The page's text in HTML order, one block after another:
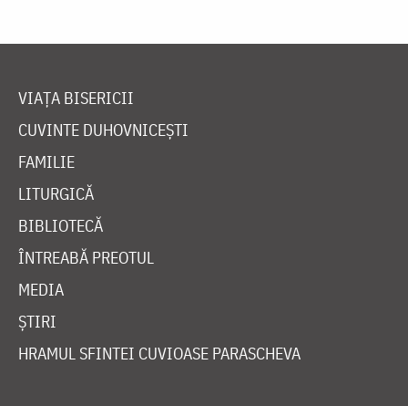
VIAȚA BISERICII
CUVINTE DUHOVNICEȘTI
FAMILIE
LITURGICĂ
BIBLIOTECĂ
ÎNTREABĂ PREOTUL
MEDIA
ȘTIRI
HRAMUL SFINTEI CUVIOASE PARASCHEVA